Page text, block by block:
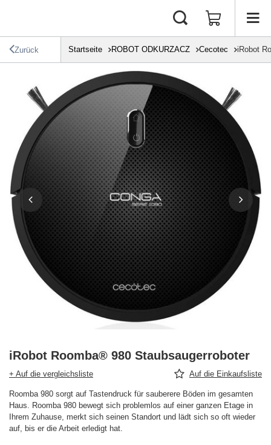
Zurück Startseite ROBOT ODKURZACZ Cecotec iRobot
iRobot Roomba® 980 Staubsaugerroboter
+ Auf die vergleichsliste Auf die Einkaufsliste
Roomba 980 sorgt auf Tastendruck für sauberere Böden im gesamten
Haus. Roomba 980 bewegt sich problemlos auf einer ganzen Etage in
Ihrem Zuhause, merkt sich seinen Standort und lädt sich so oft wieder
auf, bis er die Arbeit erledigt hat.